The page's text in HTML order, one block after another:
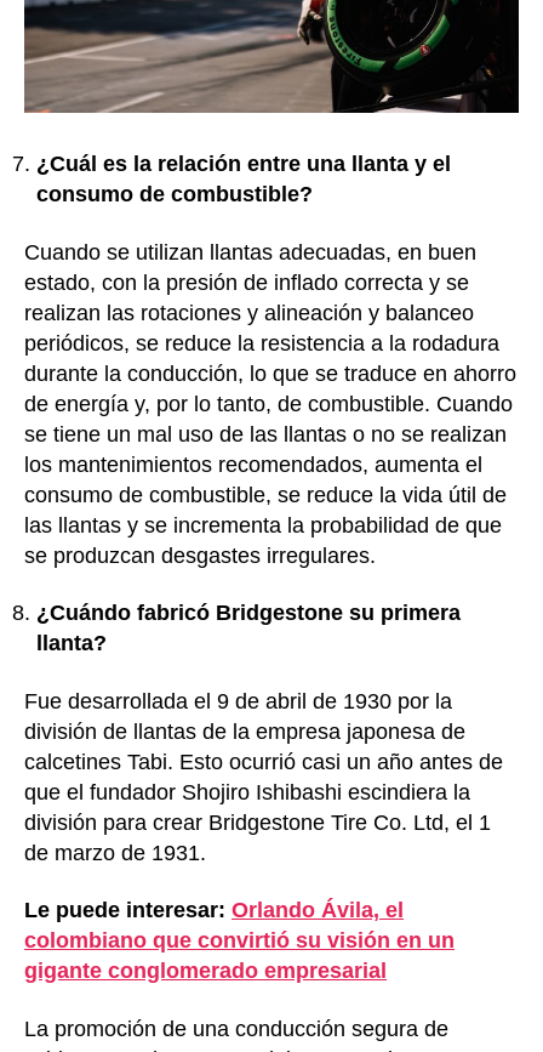
¿Cuál es la relación entre una llanta y el
consumo de combustible?
Cuando se utilizan llantas adecuadas, en buen
estado, con la presión de inflado correcta y se
realizan las rotaciones y alineación y balanceo
periódicos, se reduce la resistencia a la rodadura
durante la conducción, lo que se traduce en ahorro
de energía y, por lo tanto, de combustible. Cuando
se tiene un mal uso de las llantas o no se realizan
los mantenimientos recomendados, aumenta el
consumo de combustible, se reduce la vida útil de
las llantas y se incrementa la probabilidad de que
se produzcan desgastes irregulares.
¿Cuándo fabricó Bridgestone su primera
llanta?
Fue desarrollada el 9 de abril de 1930 por la
división de llantas de la empresa japonesa de
calcetines Tabi. Esto ocurrió casi un año antes de
que el fundador Shojiro Ishibashi escindiera la
división para crear Bridgestone Tire Co. Ltd, el 1
de marzo de 1931.
Le puede interesar: Orlando Ávila, el
colombiano que convirtió su visión en un
gigante conglomerado empresarial
La promoción de una conducción segura de